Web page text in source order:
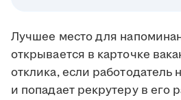
Лучшее место для
открывается в карточке
отклика, если
и попадает рекрутеру в его